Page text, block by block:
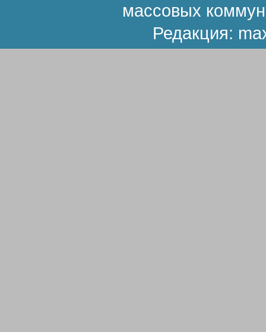
массовых
Редакция: